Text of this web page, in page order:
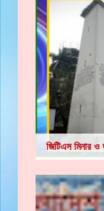
জিটিএস মিনার ও